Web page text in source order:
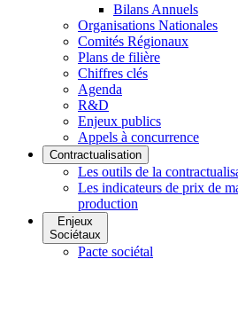
Bilans Annuels
Organisations Nationales
Comités Régionaux
Plans de filière
Chiffres clés
Agenda
R&D
Enjeux publics
Appels à concurrence
Contractualisation
Les outils de la
Les indicateurs de prix de
production
Enjeux
Sociétaux
Pacte sociétal